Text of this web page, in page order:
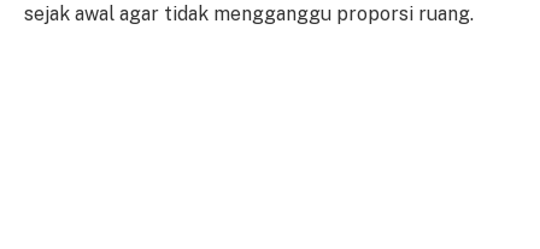
sejak awal agar tidak mengganggu proporsi ruang.